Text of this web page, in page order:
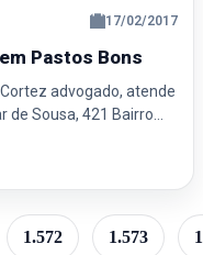
17/02/2017
Pastos Bons
advogado, atende
de Sousa, 421 Bairro…
1.572 1.573